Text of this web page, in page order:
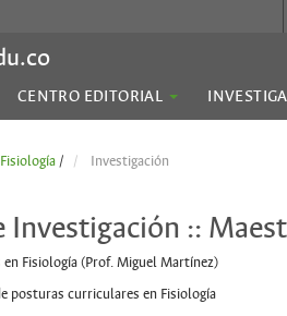
CENTRO EDITORIAL
/ Investigación
Investigación ::
Fisiología (Prof. Miguel Martínez)
posturas curriculares en Fisiología